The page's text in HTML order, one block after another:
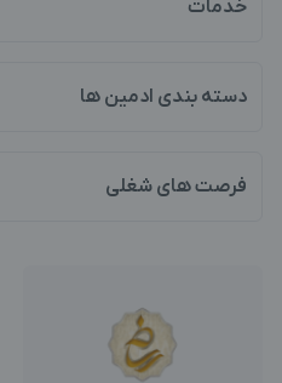
خدمات
دسته بندی ادمین ها
فرصت های شغلی